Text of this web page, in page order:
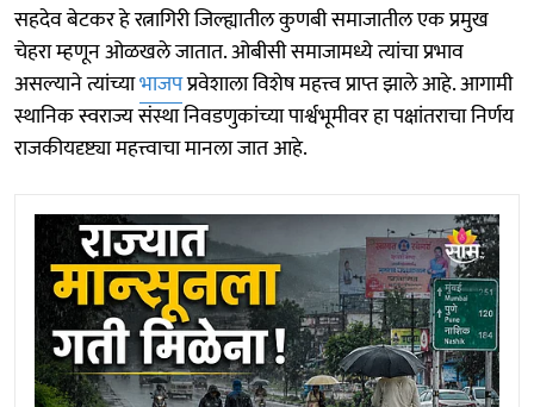
सहदेव बेटकर हे रत्नागिरी जिल्ह्यातील कुणबी समाजातील एक प्रमुख
चेहरा म्हणून ओळखले जातात. ओबीसी समाजामध्ये त्यांचा प्रभाव
असल्याने त्यांच्याभाजपप्रवेशाला विशेष महत्त्व प्राप्त झाले आहे. आगामी
स्थानिक स्वराज्य संस्था निवडणुकांच्या पार्श्वभूमीवर हा पक्षांतराचा निर्णय
राजकीयदृष्ट्या महत्त्वाचा मानला जात आहे.